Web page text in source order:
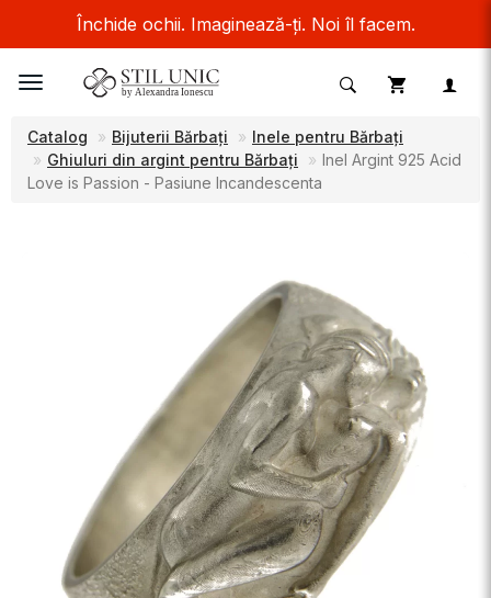
Închide ochii. Imaginează-ți. Noi îl facem.
Toggle
Catalog
Bijuterii Bărbați
Inele pentru Bărbați
Ghiuluri din argint pentru Bărbați
Inel Argint 925 Acid
Love is Passion - Pasiune Incandescenta